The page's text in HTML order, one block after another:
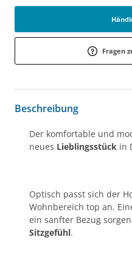
Fragen
Beschreibung
Der komfortable und
neues Lieblingsstück in
Optisch passt sich der
Wohnbereich top an.
ein sanfter Bezug
Sitzgefühl.